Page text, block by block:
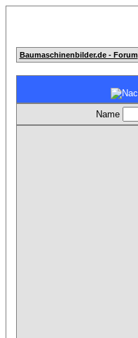
Baumaschinenbilder.de - Forum
Name